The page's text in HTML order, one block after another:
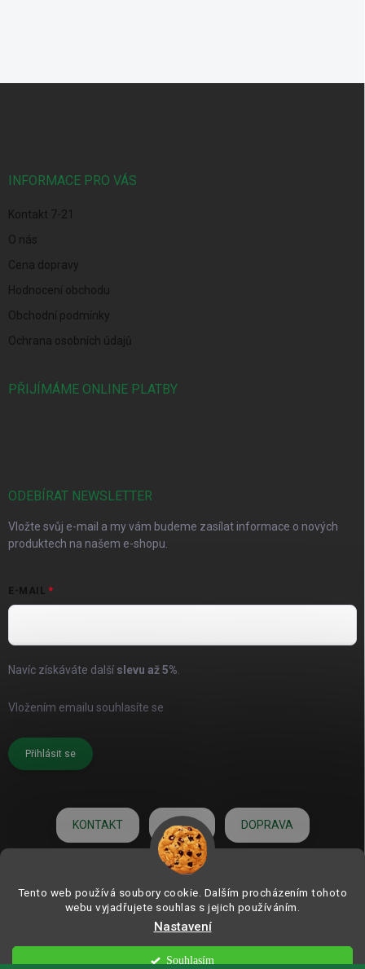
Tento web používá soubory cookie. Dalším procházením tohoto
webu vyjadřujete souhlas s jejich používáním.
Nastavení
Souhlasím
INFORMACE PRO VÁS
Kontakt 7-21
O nás
Cena dopravy
Hodnocení obchodu
Obchodní podmínky
Ochrana osobních údajů
PŘIJÍMÁME ONLINE PLATBY
ODEBÍRAT NEWSLETTER
Vložte svůj e-mail a my vám budeme zasílat informace o nových
produktech na našem e-shopu.
E-MAIL
Navíc získáváte další slevu až5%
Vložením emailu souhlasíte se
Přihlásit se
KONTAKT O NÁS DOPRAVA
HODNOCENÍ
ZAHRADNÍ DEKORACE.com | od roku 2006
vyhrazena.